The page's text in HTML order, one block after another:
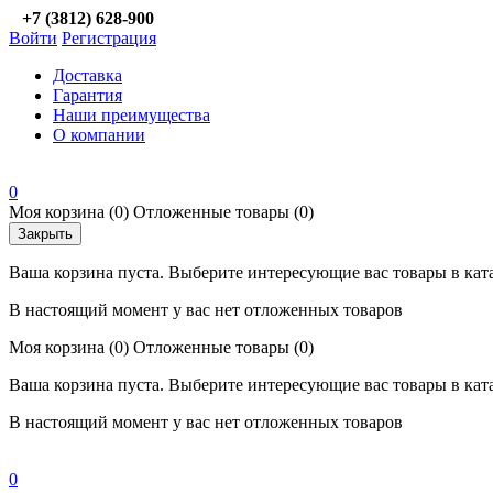
+7 (3812) 628-900
Войти Регистрация
Доставка
Гарантия
Наши преимущества
О компании
0
Моя корзина (0) Отложенные товары (0)
Закрыть
Ваша корзина пуста. Выберите интересующие вас товары в
В настоящий момент у вас нет отложенных товаров
Моя корзина (0) Отложенные товары (0)
Ваша корзина пуста. Выберите интересующие вас товары в
В настоящий момент у вас нет отложенных товаров
0